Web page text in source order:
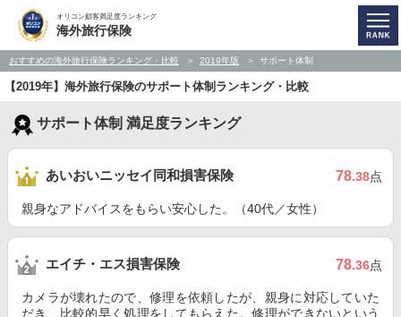
オリコン顧客満足度ランキング
海外旅行保険
おすすめの海外旅行保険ランキング・比較 2019年版 サポート体制
【2019年】海外旅行保険のサポート体制ランキング・比較
サポート体制 満足度ランキング
あいおいニッセイ同和損害保険 78.38点
親身なアドバイスをもらい安心した。（40代／女性）
エイチ・エス損害保険 78.36点
カメラが壊れたので、修理を依頼したが、親身に対応していた
だき、比較的早く処理をしてもらえた。修理ができないという